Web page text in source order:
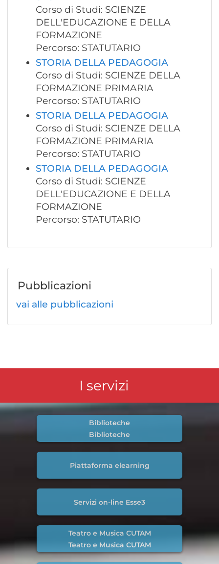
Corso di Studi: SCIENZE
DELL'EDUCAZIONE E DELLA
FORMAZIONE
Percorso: STATUTARIO
STORIA DELLA PEDAGOGIA
Corso di Studi: SCIENZE DELLA
FORMAZIONE PRIMARIA
Percorso: STATUTARIO
STORIA DELLA PEDAGOGIA
Corso di Studi: SCIENZE DELLA
FORMAZIONE PRIMARIA
Percorso: STATUTARIO
STORIA DELLA PEDAGOGIA
Corso di Studi: SCIENZE
DELL'EDUCAZIONE E DELLA
FORMAZIONE
Percorso: STATUTARIO
Pubblicazioni
vai alle pubblicazioni
I servizi
Biblioteche
Biblioteche
Piattaforma elearning
Servizi on-line Esse3
Teatro e Musica CUTAM
Teatro e Musica CUTAM